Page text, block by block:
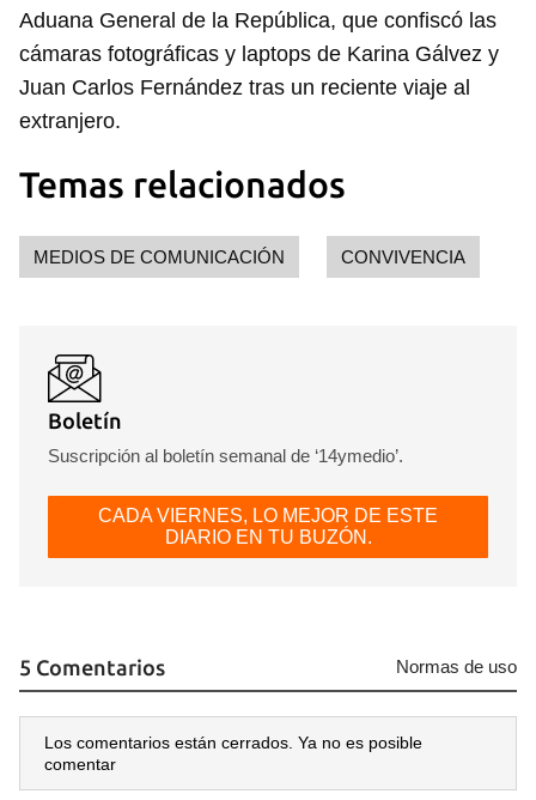
Aduana General de la República, que confiscó las
cámaras fotográficas y laptops de Karina Gálvez y
Juan Carlos Fernández tras un reciente viaje al
extranjero.
Temas relacionados
MEDIOS DE COMUNICACIÓN CONVIVENCIA
Boletín
Suscripción al boletín semanal de ‘14ymedio’.
CADA VIERNES, LO MEJOR DE ESTE
DIARIO EN TU BUZÓN.
5 Comentarios Normas de uso
Los comentarios están cerrados. Ya no es posible
comentar